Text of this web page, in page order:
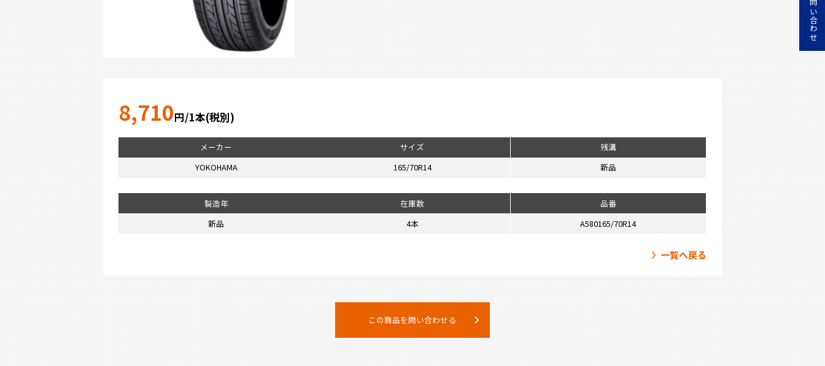
8,710円/1本(税別)
メーカー
YOKOHAMA
サイズ
165/70R14
残溝
新品
製造年
新品
在庫数
4本
品番
A580165/70R14
一覧へ戻る
この商品を問い合わせる
お問い合わせ